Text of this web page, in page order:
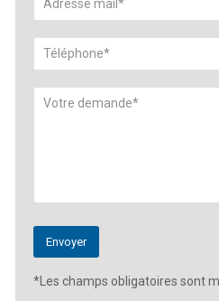
*Les champs obligatoires sont